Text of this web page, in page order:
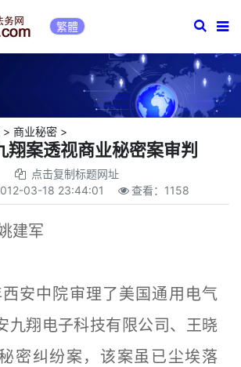
繁體
> 商业秘密>
翔案透视商业秘密案审判
点击复制标题网址
03-18 23:44:01 查看： 1158
建军
中院审理了美国通用电气
九翔电子科技有限公司、王晓
密纠纷案，该案虽已尘埃落